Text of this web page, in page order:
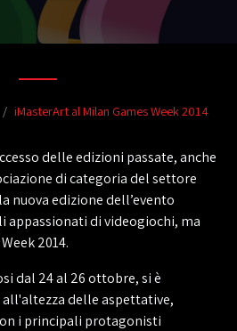
iMasterArt al Milan Games Week 2014
delle edizioni passate, anche
di categoria del settore
nuova edizione dell’evento
appassionati di videogiochi, ma
2014.
dal 24 al 26 ottobre, si è
delle aspettative,
i principali protagonisti